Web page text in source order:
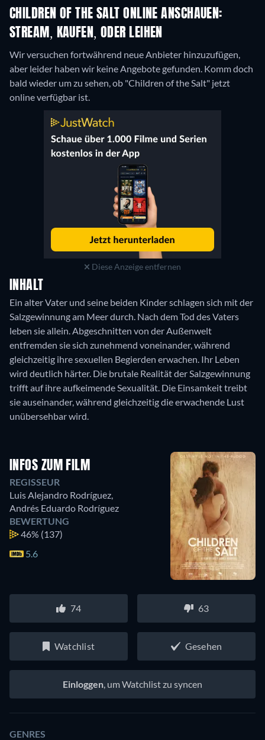
CHILDREN OF THE SALT ONLINE ANSCHAUEN:
STREAM, KAUFEN, ODER LEIHEN
Wir versuchen fortwährend neue Anbieter hinzuzufügen,
aber leider haben wir keine Angebote gefunden. Komm doch
bald wieder um zu sehen, ob "Children of the Salt" jetzt
online verfügbar ist.
Diese Anzeige entfernen
INHALT
Ein alter Vater und seine beiden Kinder schlagen sich mit der
Salzgewinnung am Meer durch. Nach dem Tod des Vaters
leben sie allein. Abgeschnitten von der Außenwelt
entfremden sie sich zunehmend voneinander, während
gleichzeitig ihre sexuellen Begierden erwachen. Ihr Leben
wird deutlich härter. Die brutale Realität der Salzgewinnung
trifft auf ihre aufkeimende Sexualität. Die Einsamkeit treibt
sie auseinander, während gleichzeitig die erwachende Lust
INFOS ZUM FILM
REGISSEUR
Luis Alejandro Rodríguez,
Andrés Eduardo Rodríguez
BEWERTUNG
46% (137)
5.6
74 63
Watchlist Gesehen
Einloggen, um Watchlist zu syncen
GENRES